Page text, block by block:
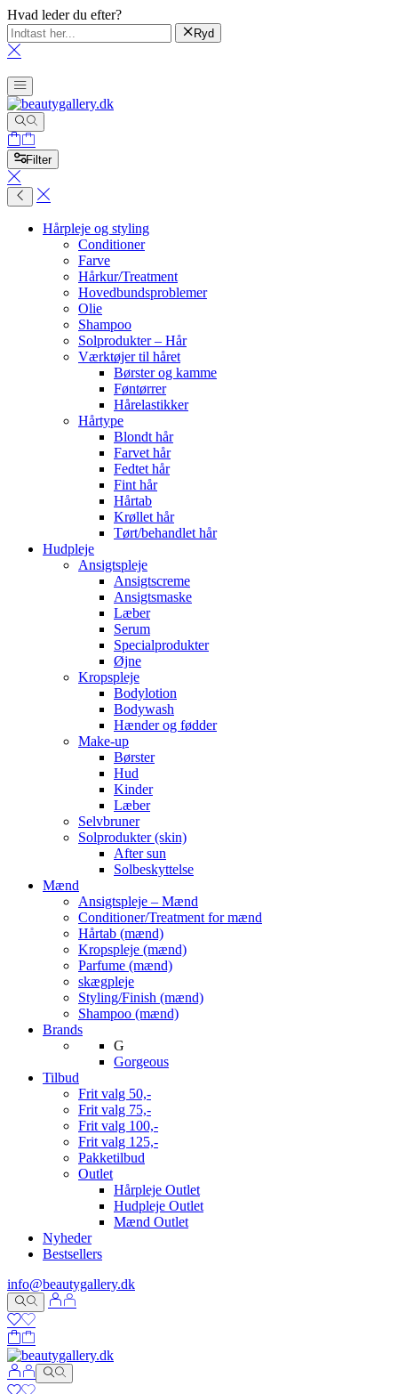
Hvad leder du efter?
Ryd
Filter
Hårpleje og styling
Conditioner
Farve
Hårkur/Treatment
Hovedbundsproblemer
Olie
Shampoo
Solprodukter – Hår
Værktøjer til håret
Børster og kamme
Føntørrer
Hårelastikker
Hårtype
Blondt hår
Farvet hår
Fedtet hår
Fint hår
Hårtab
Krøllet hår
Tørt/behandlet hår
Hudpleje
Ansigtspleje
Ansigtscreme
Ansigtsmaske
Læber
Serum
Specialprodukter
Øjne
Kropspleje
Bodylotion
Bodywash
Hænder og fødder
Make-up
Børster
Hud
Kinder
Læber
Selvbruner
Solprodukter (skin)
After sun
Solbeskyttelse
Mænd
Ansigtspleje – Mænd
Conditioner/Treatment for mænd
Hårtab (mænd)
Kropspleje (mænd)
Parfume (mænd)
skægpleje
Styling/Finish (mænd)
Shampoo (mænd)
Brands
G
Gorgeous
Tilbud
Frit valg 50,-
Frit valg 75,-
Frit valg 100,-
Frit valg 125,-
Pakketilbud
Outlet
Hårpleje Outlet
Hudpleje Outlet
Mænd Outlet
Nyheder
Bestsellers
info@beautygallery.dk